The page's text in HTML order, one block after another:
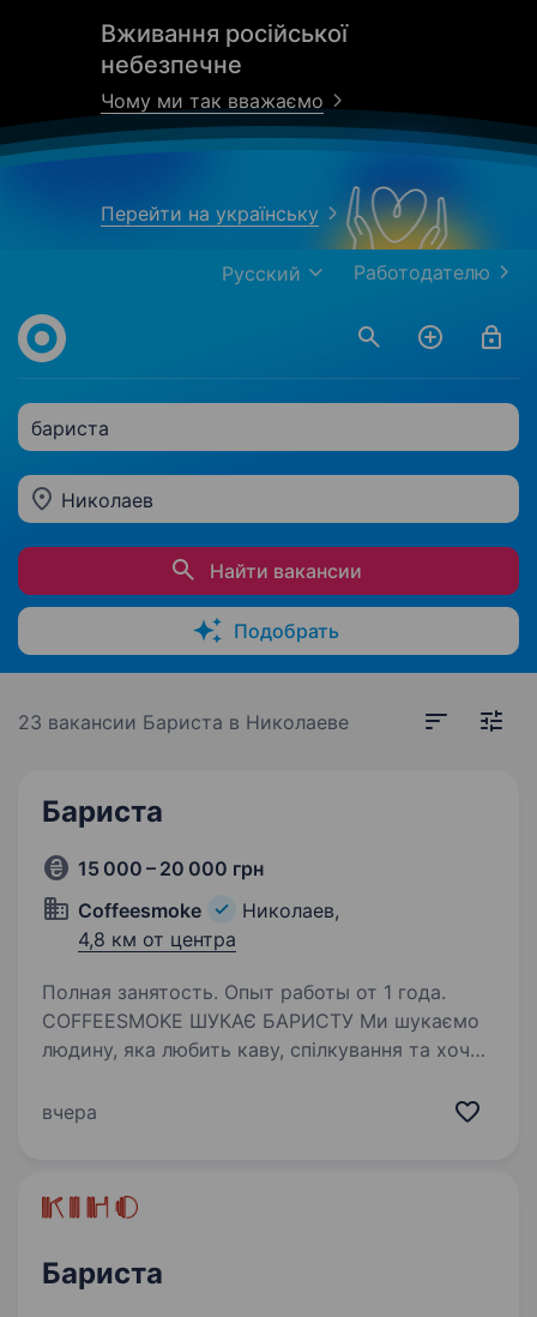
Вживання російської
небезпечне
Чому ми так вважаємо
Перейти на українську
Работодателю
Русский
бариста
Николаев
Найти вакансии
Подобрать
23 вакансии Бариста в Николаеве
Бариста
15 000 – 20 000 грн
Coffeesmoke
Николаев,
4,8 км от центра
Полная занятость. Опыт работы от 1 года.
COFFEESMOKE ШУКАЄ БАРИСТУ Ми шукаємо
людину, яка любить каву, спілкування та хоче
не схожий на попередній. Що потрібно робити:
вчера
Бариста